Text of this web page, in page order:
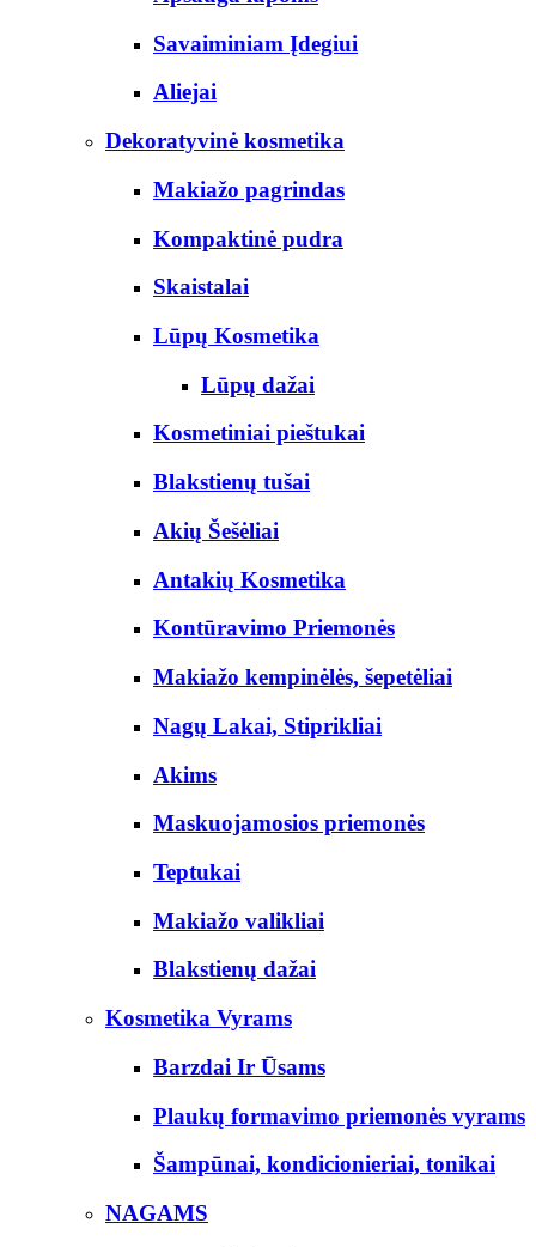
Savaiminiam Įdegiui
Aliejai
Dekoratyvinė kosmetika
Makiažo pagrindas
Kompaktinė pudra
Skaistalai
Lūpų Kosmetika
Lūpų dažai
Kosmetiniai pieštukai
Blakstienų tušai
Akių Šešėliai
Antakių Kosmetika
Kontūravimo Priemonės
Makiažo kempinėlės, šepetėliai
Nagų Lakai, Stiprikliai
Akims
Maskuojamosios priemonės
Teptukai
Makiažo valikliai
Blakstienų dažai
Kosmetika Vyrams
Barzdai Ir Ūsams
Plaukų formavimo priemonės vyrams
Šampūnai, kondicionieriai, tonikai
NAGAMS